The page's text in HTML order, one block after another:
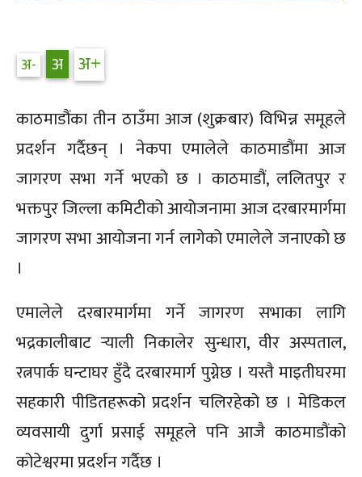
काठमाडौंका तीन ठाउँमा आज (शुक्रबार) विभिन्न समूहले
प्रदर्शन गर्दैछन् । नेकपा एमालेले काठमाडौंमा आज
जागरण सभा गर्ने भएको छ । काठमाडौं, ललितपुर र
भक्तपुर जिल्ला कमिटीको आयोजनामा आज दरबारमार्गमा
जागरण सभा आयोजना गर्न लागेको एमालेले जनाएको छ
।
एमालेले दरबारमार्गमा गर्ने जागरण सभाका लागि
भद्रकालीबाट र्‍याली निकालेर सुन्धारा, वीर अस्पताल,
रत्नपार्क घन्टाघर हुँदै दरबारमार्ग पुग्नेछ । यस्तै माइतीघरमा
सहकारी पीडितहरूको प्रदर्शन चलिरहेको छ । मेडिकल
व्यवसायी दुर्गा प्रसाई समूहले पनि आजै काठमाडौंको
कोटेश्वरमा प्रदर्शन गर्दैछ ।